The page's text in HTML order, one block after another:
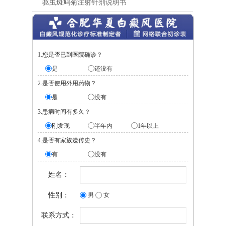
驱虫斑鸠菊注射针剂说明书
1.您是否已到医院确诊？
是
还没有
2.是否使用外用药物？
是
没有
3.患病时间有多久？
刚发现
半年内 1年以上
4.是否有家族遗传史？
有
没有
姓名：
性别： 男 女
联系方式：